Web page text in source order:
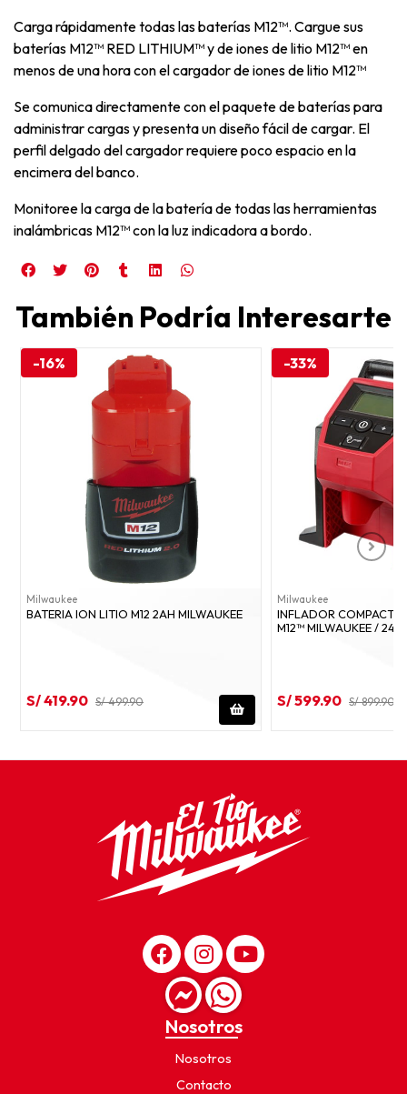
Carga rápidamente todas las baterías M12™. Cargue sus
baterías M12™ RED LITHIUM™ y de iones de litio M12™ en
menos de una hora con el cargador de iones de litio M12™
Se comunica directamente con el paquete de baterías para
administrar cargas y presenta un diseño fácil de cargar. El
perfil delgado del cargador requiere poco espacio en la
encimera del banco.
Monitoree la carga de la batería de todas las herramientas
inalámbricas M12™ con la luz indicadora a bordo.
También Podría Interesarte
-16%
Milwaukee
BATERIA ION LITIO M12 2AH MILWAUKEE
S/ 419.90 S/ 499.90
-33%
Milwaukee
INFLADOR
M12™ MILWAUKEE /
S/ 599.90 S/ 899.90
Nosotros
Nosotros
Contacto